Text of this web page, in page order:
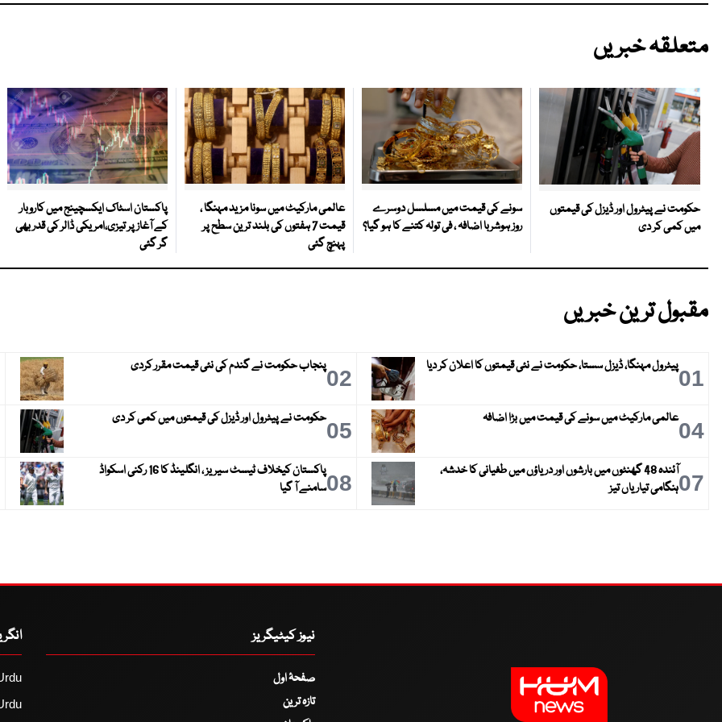
متعلقہ خبریں
حکومت نے پیٹرول اور ڈیزل کی قیمتوں
میں کمی کر دی
سونے کی قیمت میں مسلسل دوسرے
روز ہوشربا اضافہ ، فی تولہ کتنے کا ہو گیا؟
عالمی مارکیٹ میں سونا مزید مہنگا ،
قیمت 7 ہفتوں کی بلند ترین سطح پر
پہنچ گئی
پاکستان اسٹاک ایکسچینج میں کاروبار
کے آغاز پر تیزی،امریکی ڈالر کی قدر بھی
گر گئی
مقبول ترین خبریں
01پیٹرول مہنگا، ڈیزل سستا، حکومت نے نئی قیمتوں کا اعلان کر دیا 02پنجاب حکومت نے گندم کی نئی قیمت مقرر کردی
04عالمی مارکیٹ میں سونے کی قیمت میں بڑا اضافہ 05حکومت نے پیٹرول اور ڈیزل کی قیمتوں میں کمی کر دی
07
آئندہ 48 گھنٹوں میں بارشوں اور دریاؤں میں طغیانی کا خدشہ،
ہنگامی تیاریاں تیز
08
پاکستان کیخلاف ٹیسٹ سیریز ، انگلینڈ کا 16 رکنی اسکواڈ
سامنے آ گیا
نیوز کیٹیگریز
صفحۂ اول
تازہ ترین